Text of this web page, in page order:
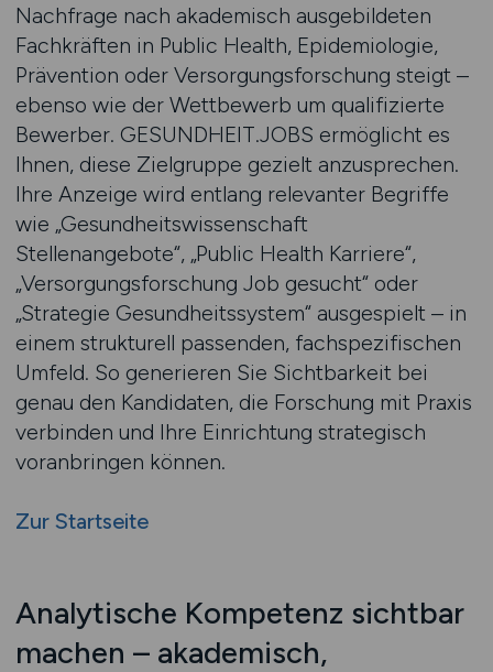
Nachfrage nach akademisch ausgebildeten
Fachkräften in Public Health, Epidemiologie,
Prävention oder Versorgungsforschung steigt –
ebenso wie der Wettbewerb um qualifizierte
Bewerber. GESUNDHEIT.JOBS ermöglicht es
Ihnen, diese Zielgruppe gezielt anzusprechen.
Ihre Anzeige wird entlang relevanter Begriffe
wie „Gesundheitswissenschaft
Stellenangebote“, „Public Health Karriere“,
„Versorgungsforschung Job gesucht“ oder
„Strategie Gesundheitssystem“ ausgespielt – in
einem strukturell passenden, fachspezifischen
Umfeld. So generieren Sie Sichtbarkeit bei
genau den Kandidaten, die Forschung mit Praxis
verbinden und Ihre Einrichtung strategisch
voranbringen können.
Zur Startseite
Analytische Kompetenz sichtbar
machen – akademisch,